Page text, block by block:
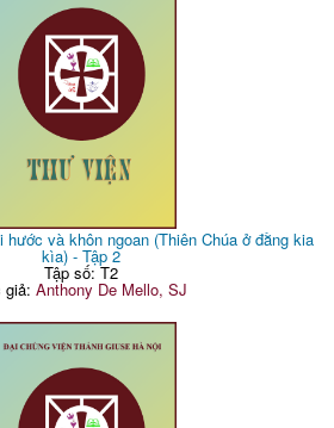
hước và khôn ngoan (Thiên Chúa ở đằng kia
kìa) - Tập 2
Tập số: T2
giả: Anthony De Mello, SJ